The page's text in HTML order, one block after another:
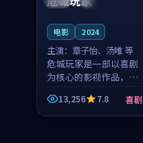
电影 2024
主演： 章子怡、汤唯 等
危城玩家是一部以喜剧
为核心的影视作品，围
绕危机、反转与人物成
长展开，整体节奏紧
凑，值得推荐观看。
13,256 7.8 喜剧